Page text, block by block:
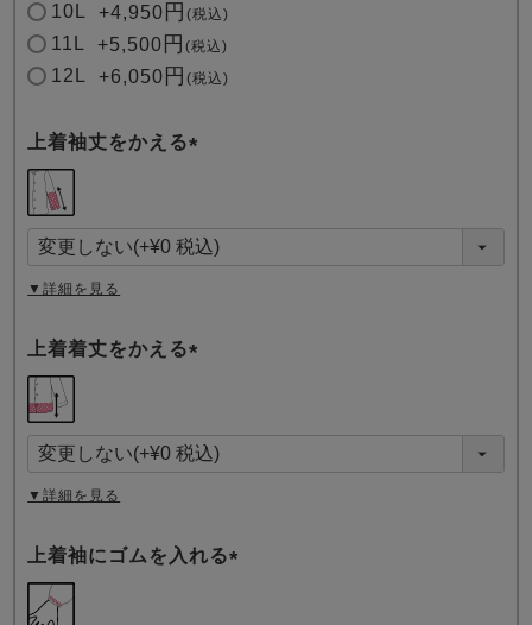
10L +4,950 税込
11L +5,500 税込
12L +6,050 税込
上着袖丈をかえる
須
)
▼詳細を見る
上着着丈をかえる
須
)
▼詳細を見る
上着袖にゴムを入れる